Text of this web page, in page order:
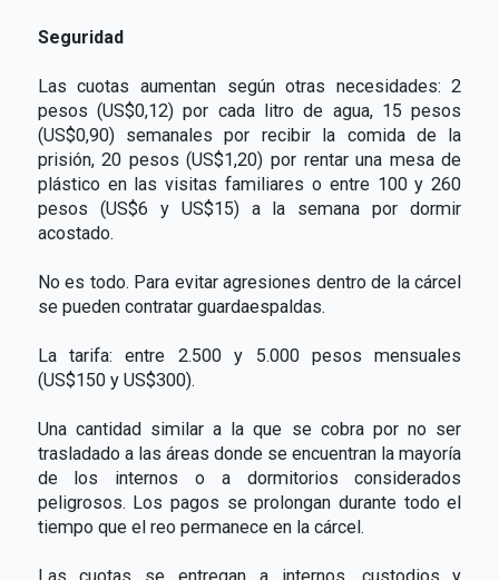
Seguridad
Las cuotas aumentan según otras necesidades: 2
pesos (US$0,12) por cada litro de agua, 15 pesos
(US$0,90) semanales por recibir la comida de la
prisión, 20 pesos (US$1,20) por rentar una mesa de
plástico en las visitas familiares o entre 100 y 260
pesos (US$6 y US$15) a la semana por dormir
acostado.
No es todo. Para evitar agresiones dentro de la cárcel
se pueden contratar guardaespaldas.
La tarifa: entre 2.500 y 5.000 pesos mensuales
(US$150 y US$300).
Una cantidad similar a la que se cobra por no ser
trasladado a las áreas donde se encuentran la mayoría
de los internos o a dormitorios considerados
peligrosos. Los pagos se prolongan durante todo el
tiempo que el reo permanece en la cárcel.
Las cuotas se entregan a internos, custodios y